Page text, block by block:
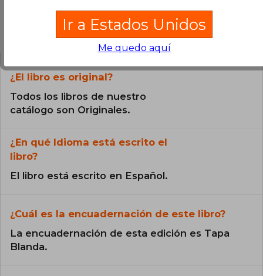
Preguntas frecuentes sobre el libro
¿El libro es original?
Todos los libros de nuestro
catálogo son Originales.
¿En qué Idioma está escrito el
libro?
El libro está escrito en Español.
¿Cuál es la encuadernación de este libro?
La encuadernación de esta edición es Tapa
Blanda.
Ir a Estados Unidos
Me quedo aquí